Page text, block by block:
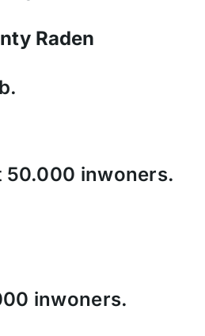
Raden
50.000 inwoners.
inwoners.